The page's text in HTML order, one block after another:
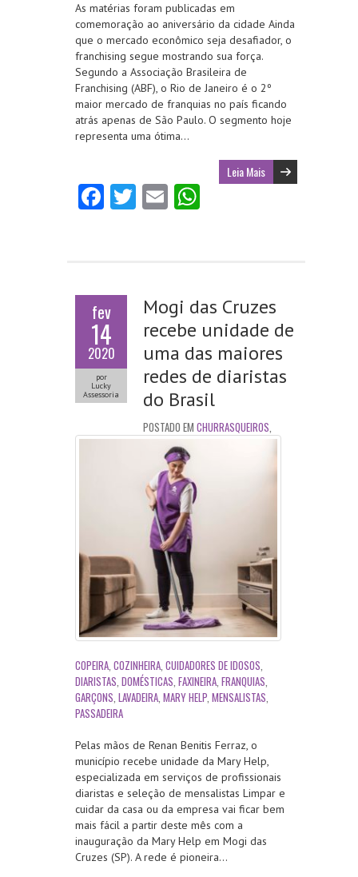
As matérias foram publicadas em
comemoração ao aniversário da cidade Ainda
que o mercado econômico seja desafiador, o
franchising segue mostrando sua força.
Segundo a Associação Brasileira de
Franchising (ABF), o Rio de Janeiro é o 2º
maior mercado de franquias no país ficando
atrás apenas de São Paulo. O segmento hoje
representa uma ótima…
Leia Mais
Fa
o
k
T E
p
p
fev
14
2020
por
Lucky
Assessoria
Mogi das Cruzes
recebe unidade de
uma das maiores
redes de diaristas
do Brasil
POSTADO EM CHURRASQUEIROS,
COPEIRA, COZINHEIRA, CUIDADORES DE IDOSOS,
DIARISTAS, DOMÉSTICAS, FAXINEIRA, FRANQUIAS,
GARÇONS, LAVADEIRA, MARY HELP, MENSALISTAS,
PASSADEIRA
Pelas mãos de Renan Benitis Ferraz, o
município recebe unidade da Mary Help,
especializada em serviços de profissionais
diaristas e seleção de mensalistas Limpar e
cuidar da casa ou da empresa vai ficar bem
mais fácil a partir deste mês com a
inauguração da Mary Help em Mogi das
Cruzes (SP). A rede é pioneira…